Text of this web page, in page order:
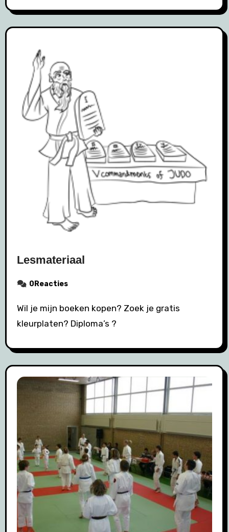
Lesmateriaal
0Reacties
Wil je mijn boeken kopen? Zoek je gratis
kleurplaten? Diploma’s ?